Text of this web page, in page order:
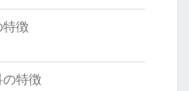
徴
特徴